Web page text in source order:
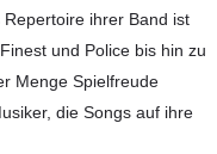
ihrer Band ist
und Police bis hin zu
Menge Spielfreude
die Songs auf ihre